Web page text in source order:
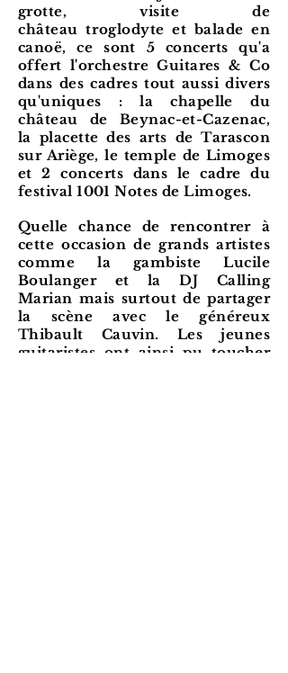
grotte, visite de
château troglodyte et balade en
canoë, ce sont 5 concerts qu'a
offert l'orchestre Guitares & Co
dans des cadres tout aussi divers
qu'uniques : la chapelle du
château de Beynac-et-Cazenac,
la placette des arts de Tarascon
sur Ariège, le temple de Limoges
et 2 concerts dans le cadre du
festival 1001 Notes de Limoges.
Quelle chance de rencontrer à
cette occasion de grands artistes
comme la gambiste Lucile
Boulanger et la DJ Calling
Marian mais surtout de partager
la scène avec le généreux
Thibault Cauvin. Les jeunes
guitaristes ont ainsi pu toucher